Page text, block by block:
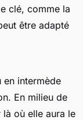
clé, comme la
être adapté
en intermède
En milieu de
là où elle aura le